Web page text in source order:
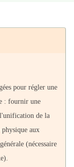
pour régler une
: fournir une
de la
aux
(nécessaire